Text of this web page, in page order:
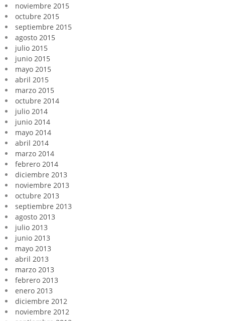
noviembre 2015
octubre 2015
septiembre 2015
agosto 2015
julio 2015
junio 2015
mayo 2015
abril 2015
marzo 2015
octubre 2014
julio 2014
junio 2014
mayo 2014
abril 2014
marzo 2014
febrero 2014
diciembre 2013
noviembre 2013
octubre 2013
septiembre 2013
agosto 2013
julio 2013
junio 2013
mayo 2013
abril 2013
marzo 2013
febrero 2013
enero 2013
diciembre 2012
noviembre 2012